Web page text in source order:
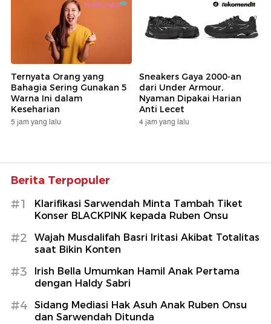
Ternyata Orang yang
Bahagia Sering Gunakan 5
Warna Ini dalam
Keseharian
5 jam yang lalu
Sneakers Gaya 2000-an
dari Under Armour,
Nyaman Dipakai Harian
Anti Lecet
4 jam yang lalu
Berita Terpopuler
#1
Klarifikasi Sarwendah Minta Tambah Tiket
Konser BLACKPINK kepada Ruben Onsu
#2
Wajah Musdalifah Basri Iritasi Akibat Totalitas
saat Bikin Konten
#3
Irish Bella Umumkan Hamil Anak Pertama
dengan Haldy Sabri
#4
Sidang Mediasi Hak Asuh Anak Ruben Onsu
dan Sarwendah Ditunda